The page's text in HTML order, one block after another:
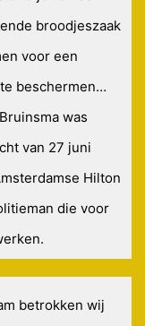
broodjeszaak
voor een
beschermen…
was
van 27 juni
Hilton
die voor
betrokken wij